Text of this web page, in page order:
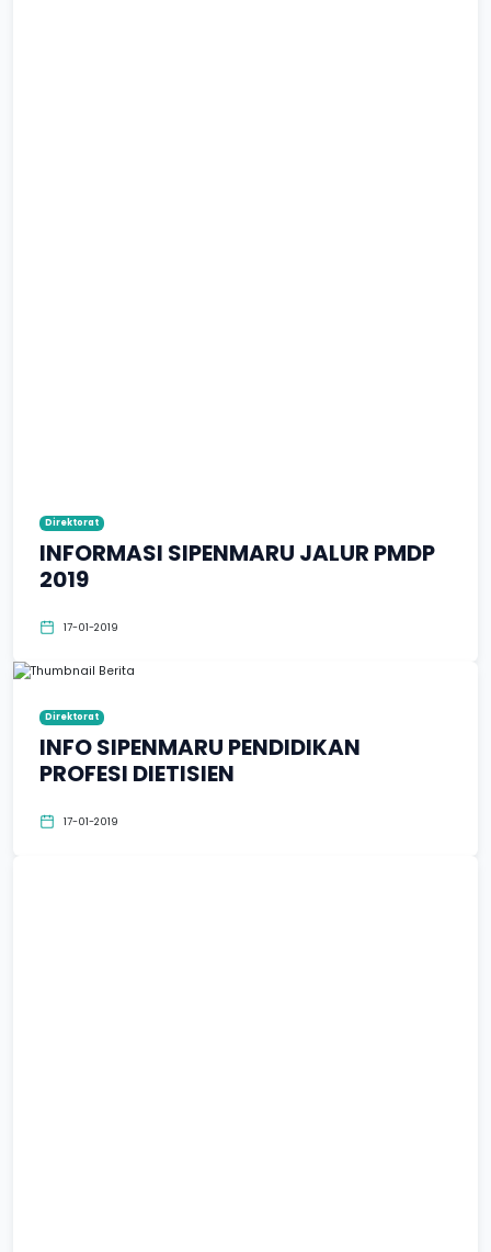
Direktorat
INFORMASI SIPENMARU JALUR PMDP
2019
17-01-2019
Direktorat
INFO SIPENMARU PENDIDIKAN
PROFESI DIETISIEN
17-01-2019